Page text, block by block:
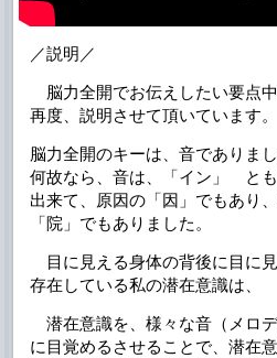
／説明／
脳力全開でお伝えしたい要点
再度、説明させて頂いています。
脳力全開のキーは、音でありまし
何故なら、音は、「イン」 と
出来て、原因の「因」でもあり
「院」でもありました。
目に見える身体の背後に目に見
存在している私の潜在意識は、
潜在意識を、様々な音（メロデ
に目覚めるさせることで、潜在